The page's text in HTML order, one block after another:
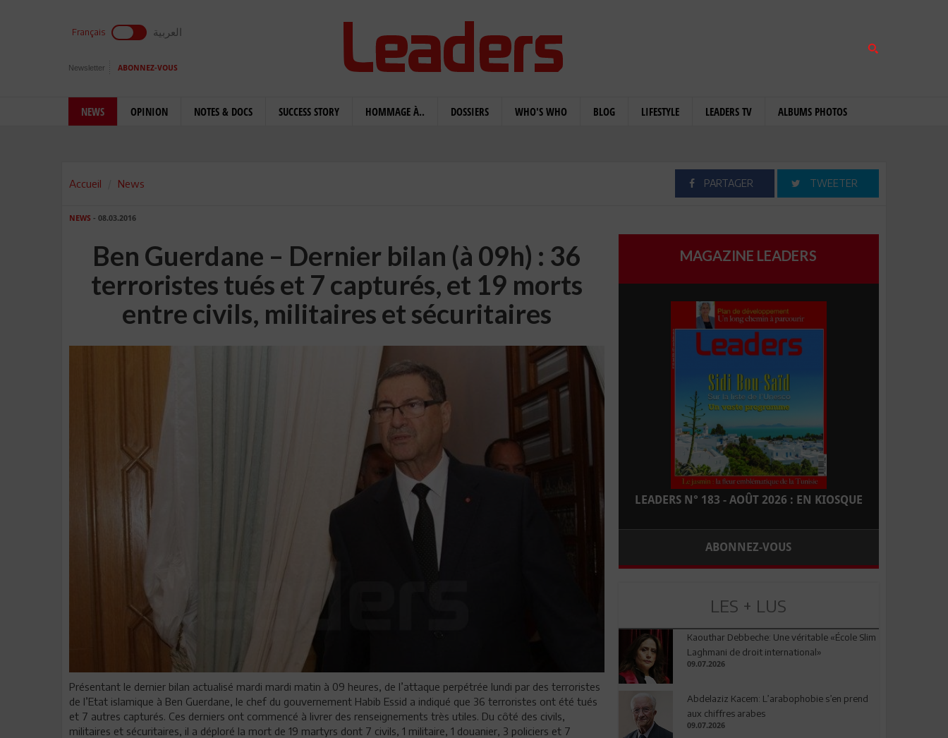
Français العربية
Newsletter ABONNEZ-VOUS
NEWS OPINION NOTES & DOCS SUCCESS STORY HOMMAGE À.. DOSSIERS WHO'S WHO BLOG LIFESTYLE LEADERS TV ALBUMS PHOTOS
Accueil News PARTAGER TWEETER
NEWS - 08.03.2016
Ben Guerdane – Dernier bilan (à 09h) : 36
terroristes tués et 7 capturés, et 19 morts
entre civils, militaires et sécuritaires
Présentant le dernier bilan actualisé mardi mardi matin à 09 heures, de l’attaque perpétrée lundi par des terroristes
de l’Etat islamique à Ben Guerdane, le chef du gouvernement Habib Essid a indiqué que 36 terroristes ont été tués
et 7 autres capturés. Ces derniers ont commencé à livrer des renseignements très utiles. Du côté des civils,
militaires et sécuritaires, il a déploré la mort de 19 martyrs dont 7 civils, 1 militaire, 1 douanier, 3 policiers et 7
MAGAZINE LEADERS
LEADERS N° 183 - AOÛT 2026 : EN KIOSQUE
ABONNEZ-VOUS
LES + LUS
Kaouthar Debbeche: Une véritable «École Slim
Laghmani de droit international»
09.07.2026
Abdelaziz Kacem: L’arabophobie s’en prend
aux chiffres arabes
09.07.2026